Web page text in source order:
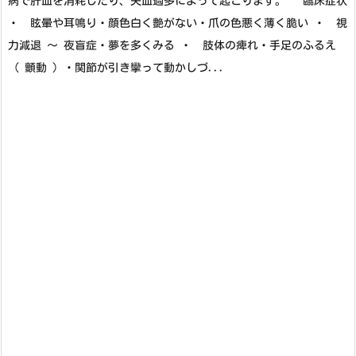
・ 眩暈や耳鳴り・顔色白く艶がない・爪の色悪く薄く脆い ・ 視
力減退 ～ 夜盲症・夢を多くみる ・ 肢体の痺れ・手足のふるえ
（ 顫動 ）・関節が引き攣って動かしづ...